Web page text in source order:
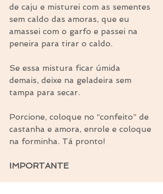
de caju e misturei com as sementes
sem caldo das amoras, que eu
amassei com o garfo e passei na
peneira para tirar o caldo.
Se essa mistura ficar úmida
demais, deixe na geladeira sem
tampa para secar.
Porcione, coloque no “confeito” de
castanha e amora, enrole e coloque
na forminha. Tá pronto!
IMPORTANTE